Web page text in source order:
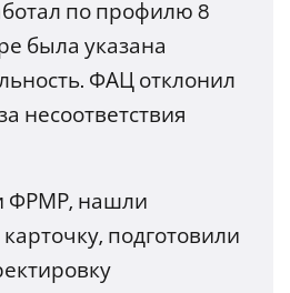
по профилю 8
была указана
ФАЦ отклонил
несоответствия
ФРМР, нашли
подготовили